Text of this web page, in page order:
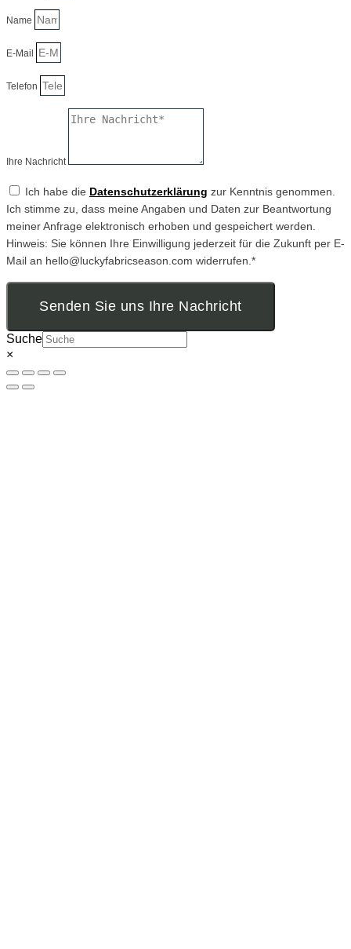
Name
E-Mail
Telefon
Ihre Nachricht
Ich habe die Datenschutzerklärung zur Kenntnis genommen.
Ich stimme zu, dass meine Angaben und Daten zur Beantwortung
meiner Anfrage elektronisch erhoben und gespeichert werden.
Hinweis: Sie können Ihre Einwilligung jederzeit für die Zukunft per E-
Mail an hello@luckyfabricseason.com widerrufen.*
Senden Sie uns Ihre Nachricht
Suche
×